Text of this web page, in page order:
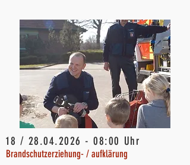
18 / 28.04.2026 - 08:00 Uhr
Brandschutzerziehung- / aufklärung